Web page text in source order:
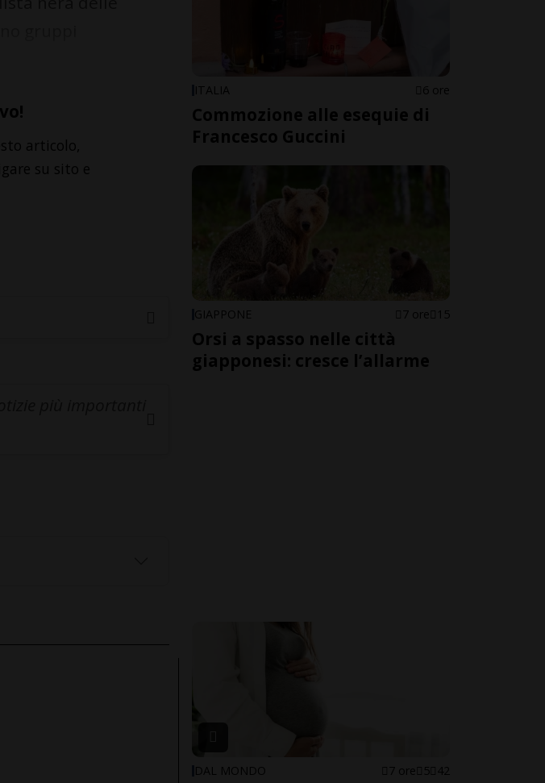
articolo,
su sito e
ITALIA 6 ore
Commozione alle esequie di
Francesco Guccini
GIAPPONE 7 ore 15
Orsi a spasso nelle città
giapponesi: cresce l’allarme
DAL MONDO 7 ore 5 42